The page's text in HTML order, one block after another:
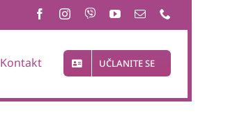
Kontakt UČLANITE SE